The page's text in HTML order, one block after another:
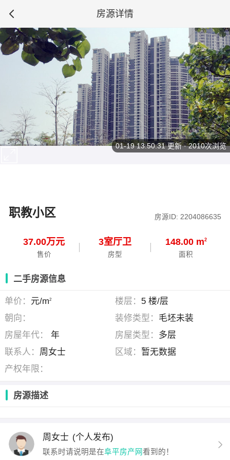
房源详情
职教小区 房源ID: 2204086635
37.00万元
售价
3室厅卫
房型
148.00 m2
面积
01-19 13:50:31更新 · 2010次浏览
二手房源信息
单价： 元/m2 楼层： 5 楼/层
朝向：
装修类型： 毛坯未装
房屋年代：
年 房屋类型： 多层
联系人： 周女士 区域： 暂无数据
产权年限：
房源描述
周女士 (个人发布)
联系时请说明是在阜平房产网看到的！